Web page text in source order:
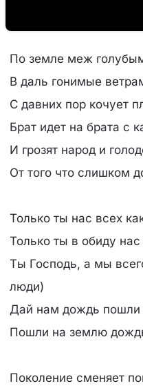
По земле меж
В даль гонимые
С давних пор кочует
Брат идет на брата с
И грозят народ и
От того что слишком
Только ты нас всех
Только ты в обиду
Ты Господь, а мы
люди)
Дай нам дождь
Пошли на землю
Поколение сменяет